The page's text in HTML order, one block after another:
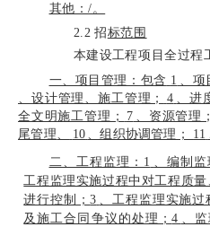
其他：/。
2.2招标范围
本建设工程项目全过程
一、项目管理：包含 1 、
、设计管理、施工管理；
4 、进
全文明施工管理；
7 、资源管理；
尾管理
10 、组织协调管理； 11
二、工程监理： 1 、编制
工程监理实施过程中对工程质量
进行控制；3
、工程监理实施
及施工合同争议的处理；4 、